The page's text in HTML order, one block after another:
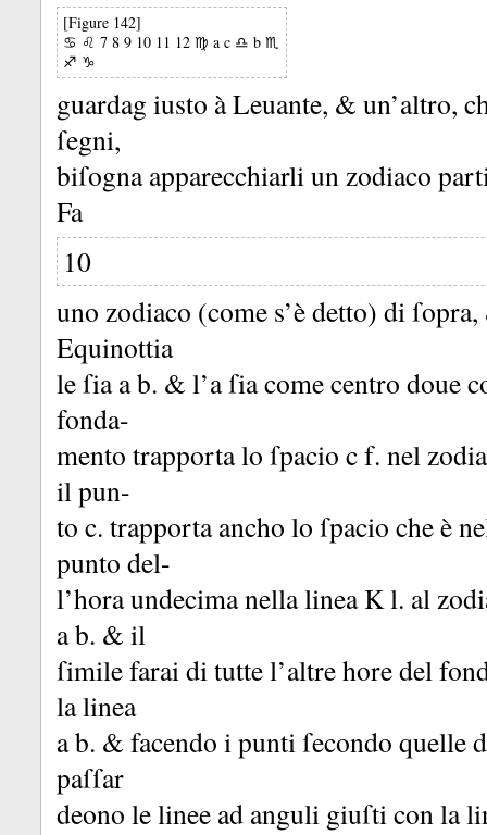
[Figure 142]
♋ ♌ 7 8 9 10 11 12 ♍ a c ♎ b ♏
♐ ♑
guardag iusto à Leuante, & un’altro,
ſegni,
biſogna apparecchiarli un zodiaco
Fa
10
uno zodiaco (come s’è detto) di
Equinottia
le ſia a b. & l’a ſia come centro
fonda-
mento trapporta lo ſpacio c f. nel
il pun-
to c. trapporta ancho lo ſpacio che è
punto del-
l’hora undecima nella linea K l. al
a b. & il
ſimile farai di tutte l’altre hore del
la linea
a b. & facendo i punti ſecondo quelle
paſſar
deono le linee ad anguli giuſti con la